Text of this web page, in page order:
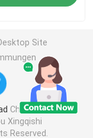
Site
China
Xingqishi
Reserved.